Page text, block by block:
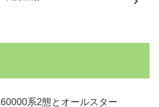
系2態とオールスター